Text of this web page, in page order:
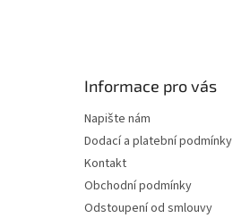
Informace pro vás
Napište nám
Dodací a platební podmínky
Kontakt
Obchodní podmínky
Odstoupení od smlouvy